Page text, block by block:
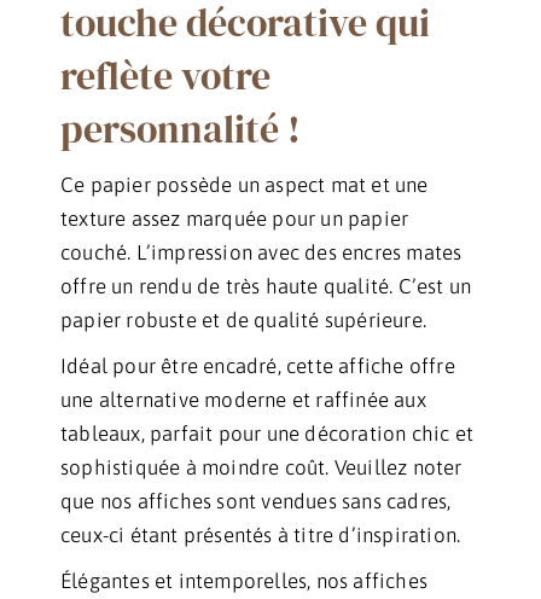
touche décorative qui
reflète votre
personnalité !
Ce papier possède un aspect mat et une
texture assez marquée pour un papier
couché. L’impression avec des encres mates
offre un rendu de très haute qualité. C’est un
papier robuste et de qualité supérieure.
Idéal pour être encadré, cette affiche offre
une alternative moderne et raffinée aux
tableaux, parfait pour une décoration chic et
sophistiquée à moindre coût. Veuillez noter
que nos affiches sont vendues sans cadres,
ceux-ci étant présentés à titre d’inspiration.
Élégantes et intemporelles, nos affiches